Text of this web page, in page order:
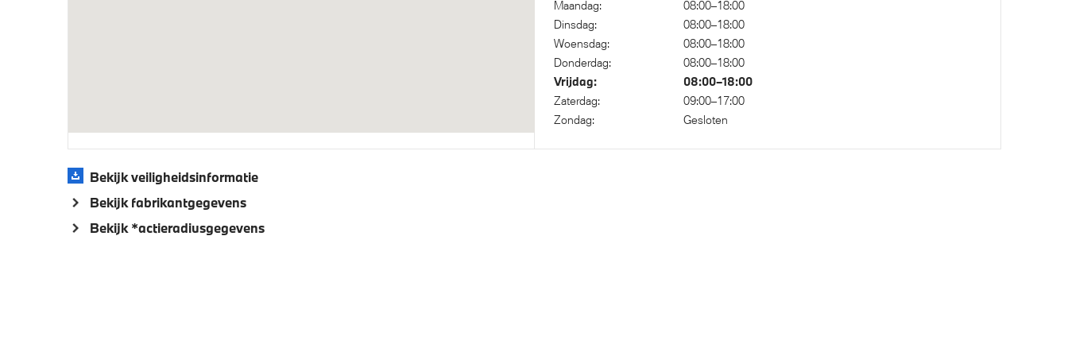
Maandag:
08:00–18:00
Dinsdag:
08:00–18:00
Woensdag:
08:00–18:00
Donderdag:
08:00–18:00
Vrijdag: 08:00–18:00
Zaterdag:
09:00–17:00
Zondag:
Gesloten
Bekijk veiligheidsinformatie
Bekijk fabrikantgegevens
Bekijk *actieradiusgegevens